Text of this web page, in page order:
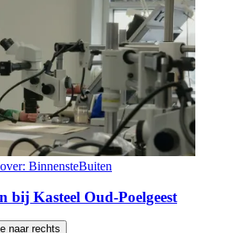
BinnensteBuiten
bij Kasteel Oud-Poelgeest
naar rechts